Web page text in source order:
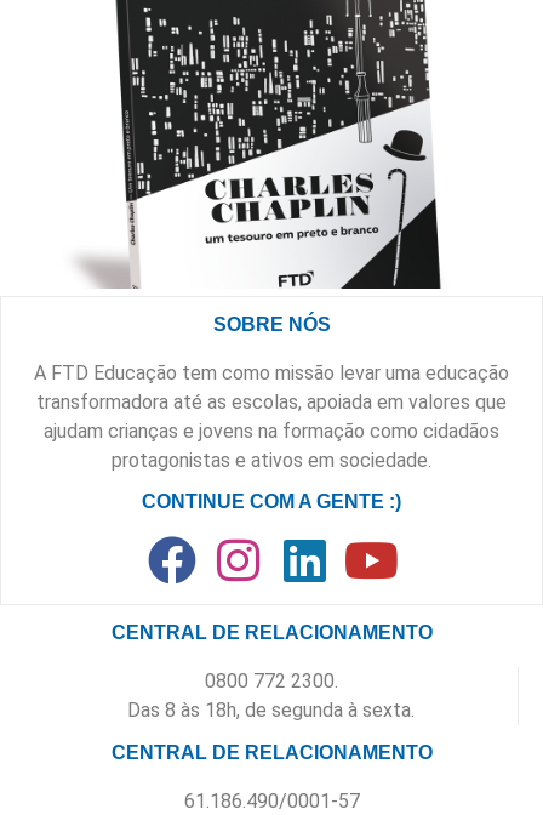
SOBRE NÓS
A FTD Educação tem como missão levar uma educação
transformadora até as escolas, apoiada em valores que
ajudam crianças e jovens na formação como cidadãos
protagonistas e ativos em sociedade.
CONTINUE COM A GENTE :)
CENTRAL DE RELACIONAMENTO
0800 772 2300.
Das 8 às 18h, de segunda à sexta.
CENTRAL DE RELACIONAMENTO
61.186.490/0001-57